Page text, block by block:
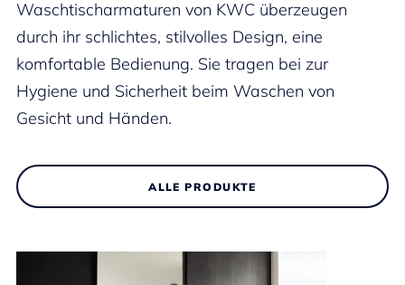
Waschtischarmaturen von KWC überzeugen
durch ihr schlichtes, stilvolles Design, eine
komfortable Bedienung. Sie tragen bei zur
Hygiene und Sicherheit beim Waschen von
Gesicht und Händen.
ALLE PRODUKTE